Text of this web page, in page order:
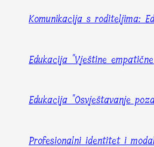
Komunikacija s roditeljima:
Edukacija "Vještine
Edukacija "Osvještavanje
Profesionalni identitet i